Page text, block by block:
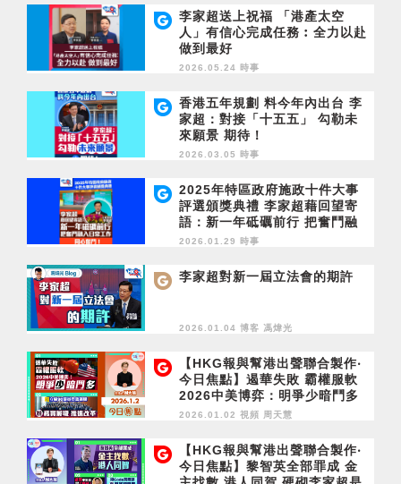
李家超送上祝福 「港產太空
人」有信心完成任務︰全力以赴
做到最好
2026.05.24 時事
香港五年規劃 料今年內出台 李
家超：對接「十五五」 勾勒未
來願景 期待！
2026.03.05 時事
2025年特區政府施政十件大事
評選頒獎典禮 李家超藉回望寄
語：新一年砥礪前行 把奮鬥融
入日常工作 同心奮鬥！
2026.01.29 時事
李家超對新一屆立法會的期許
2026.01.04 博客 馮煒光
【HKG報與幫港出聲聯合製作‧
今日焦點】遏華失敗 霸權服軟
2026中美博弈：明爭少暗鬥多
立會90議員宣誓就職 盼務實履
2026.01.02 視頻 周天慧
【HKG報與幫港出聲聯合製作‧
今日焦點】黎智英全部罪成 金